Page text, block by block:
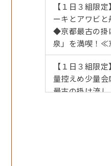
【１日３組限
ーキとアワビ
◆京都最古の掛
泉」を満喫！
【１日３組限
量控えめ少量
最古の掛け流